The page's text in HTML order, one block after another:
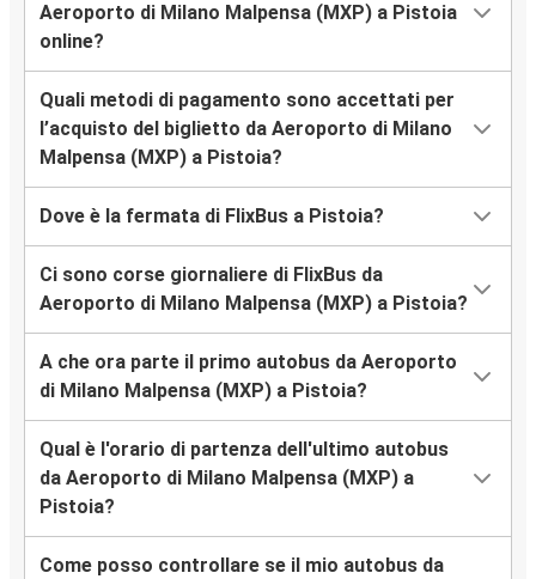
Aeroporto di Milano Malpensa (MXP) a Pistoia
online?
Quali metodi di pagamento sono accettati per
l’acquisto del biglietto da Aeroporto di Milano
Malpensa (MXP) a Pistoia?
Dove è la fermata di FlixBus a Pistoia?
Ci sono corse giornaliere di FlixBus da
Aeroporto di Milano Malpensa (MXP) a Pistoia?
A che ora parte il primo autobus da Aeroporto
di Milano Malpensa (MXP) a Pistoia?
Qual è l'orario di partenza dell'ultimo autobus
da Aeroporto di Milano Malpensa (MXP) a
Pistoia?
Come posso controllare se il mio autobus da